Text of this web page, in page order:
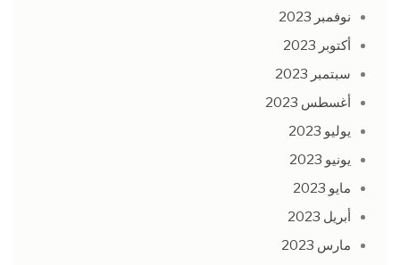
نوفمبر 2023
أكتوبر 2023
سبتمبر 2023
أغسطس 2023
يوليو 2023
يونيو 2023
مايو 2023
أبريل 2023
مارس 2023